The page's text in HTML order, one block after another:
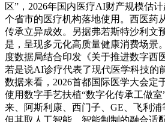
区”，2026年国内医疗AI财产规模估
个省市的医疗机构落地使用。西医药
传承立异成效。另据弗若斯特沙利文
是，呈现多元化高质量健康消费场景
度数据局结合印发《关于推进数字西
若是说AI诊疗代表了现代医学科技的
数据来看，2026首都国际医学大会定
使用数字手艺扶植“数字化传承工做室
来、阿斯利康、西门子、GE、飞利浦
但其取人工智能、智能制制的融合适